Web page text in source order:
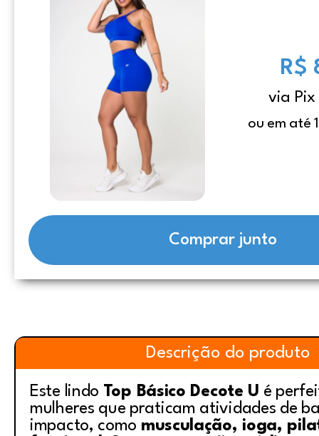
R$
via Pix
ou em até
Comprar junto
Descrição do produto
Este lindo Top Básico Decote U é
mulheres que praticam atividades de
impacto, como musculação, ioga,